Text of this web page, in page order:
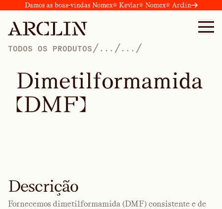
Damos as boas-vindas Nomex® Kevlar® Nomex® Arclin
TODOS OS PRODUTOS / ... /... /
Dimetilformamida
(DMF)
Descrição
Fornecemos dimetilformamida (DMF) consistente e de